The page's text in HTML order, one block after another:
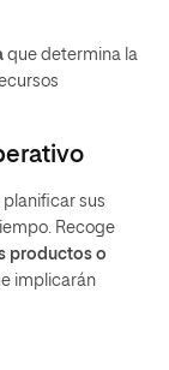
que determina la
sus
Recoge
productos o
implicarán